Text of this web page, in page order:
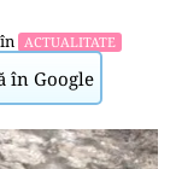
ACTUALITATE
în Google